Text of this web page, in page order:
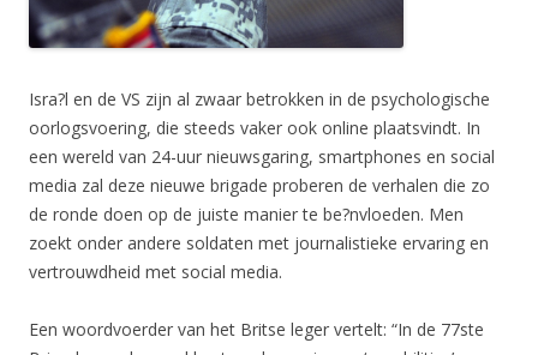
Isra?l en de VS zijn al zwaar betrokken in de psychologische
oorlogsvoering, die steeds vaker ook online plaatsvindt. In
een wereld van 24-uur nieuwsgaring, smartphones en social
media zal deze nieuwe brigade proberen de verhalen die zo
de ronde doen op de juiste manier te be?nvloeden. Men
zoekt onder andere soldaten met journalistieke ervaring en
vertrouwdheid met social media.
Een woordvoerder van het Britse leger vertelt: “In de 77ste